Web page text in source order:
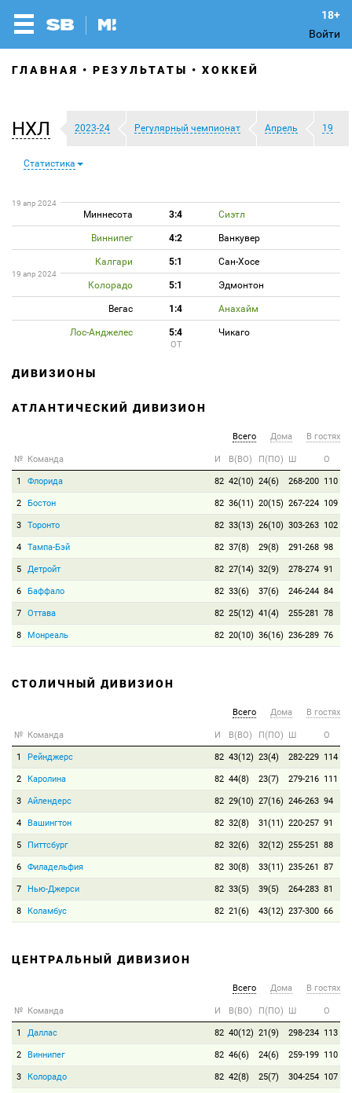
Войти
ГЛАВНАЯ РЕЗУЛЬТАТЫ ХОККЕЙ
НХЛ 2023-24 Регулярный чемпионат Апрель 19
Статистика
19 апр 2024
Миннесота 3:4 Сиэтл
Виннипег 4:2 Ванкувер
Калгари 5:1 Сан-Хосе
19 апр 2024
Колорадо 5:1 Эдмонтон
Вегас 1:4 Анахайм
Лос-Анджелес 5:4 Чикаго
ОТ
ДИВИЗИОНЫ
АТЛАНТИЧЕСКИЙ ДИВИЗИОН
Всего Дома В гостях
№ Команда И В(ВО) П(ПО) Ш О
1 Флорида 82 42(10) 24(6) 268-200 110
2 Бостон 82 36(11) 20(15) 267-224 109
3 Торонто 82 33(13) 26(10) 303-263 102
4 Тампа-Бэй 82 37(8) 29(8) 291-268 98
5 Детройт 82 27(14) 32(9) 278-274 91
6 Баффало 82 33(6) 37(6) 246-244 84
7 Оттава 82 25(12) 41(4) 255-281 78
8 Монреаль 82 20(10) 36(16) 236-289 76
СТОЛИЧНЫЙ ДИВИЗИОН
Всего Дома В гостях
№ Команда И В(ВО) П(ПО) Ш О
1 Рейнджерс 82 43(12) 23(4) 282-229 114
2 Каролина 82 44(8) 23(7) 279-216 111
3 Айлендерс 82 29(10) 27(16) 246-263 94
4 Вашингтон 82 32(8) 31(11) 220-257 91
5 Питтсбург 82 32(6) 32(12) 255-251 88
6 Филадельфия 82 30(8) 33(11) 235-261 87
7 Нью-Джерси 82 33(5) 39(5) 264-283 81
8 Коламбус 82 21(6) 43(12) 237-300 66
ЦЕНТРАЛЬНЫЙ ДИВИЗИОН
Всего Дома В гостях
№ Команда И В(ВО) П(ПО) Ш О
1 Даллас 82 40(12) 21(9) 298-234 113
2 Виннипег 82 46(6) 24(6) 259-199 110
3 Колорадо 82 42(8) 25(7) 304-254 107